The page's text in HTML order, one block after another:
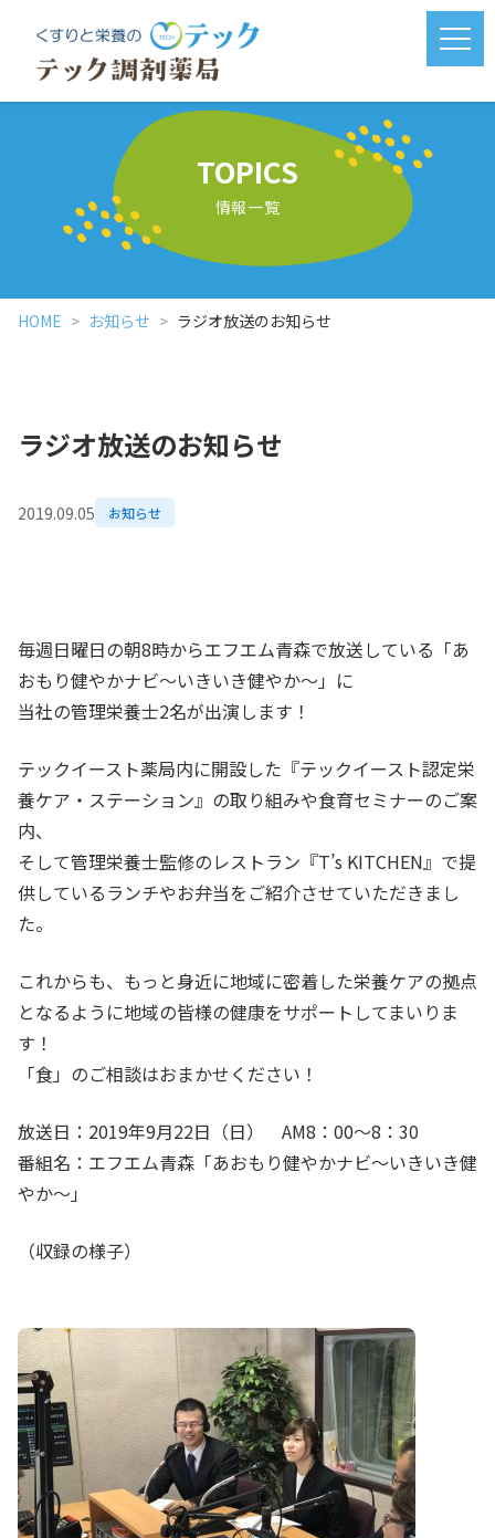
メニ
TOPICS
情報一覧
HOME お知らせ ラジオ放送のお知らせ
ラジオ放送のお知らせ
2019.09.05 お知らせ
毎週日曜日の朝8時からエフエム青森で放送している「あ
おもり健やかナビ～いきいき健やか～」に
当社の管理栄養士2名が出演します！
テックイースト薬局内に開設した『テックイースト認定栄
養ケア・ステーション』の取り組みや食育セミナーのご案
内、
そして管理栄養士監修のレストラン『T’s KITCHEN』で提
供しているランチやお弁当をご紹介させていただきまし
た。
これからも、もっと身近に地域に密着した栄養ケアの拠点
となるように地域の皆様の健康をサポートしてまいりま
す！
「食」のご相談はおまかせください！
放送日：2019年9月22日（日） AM8：00～8：30
番組名：エフエム青森「あおもり健やかナビ～いきいき健
やか～」
（収録の様子）